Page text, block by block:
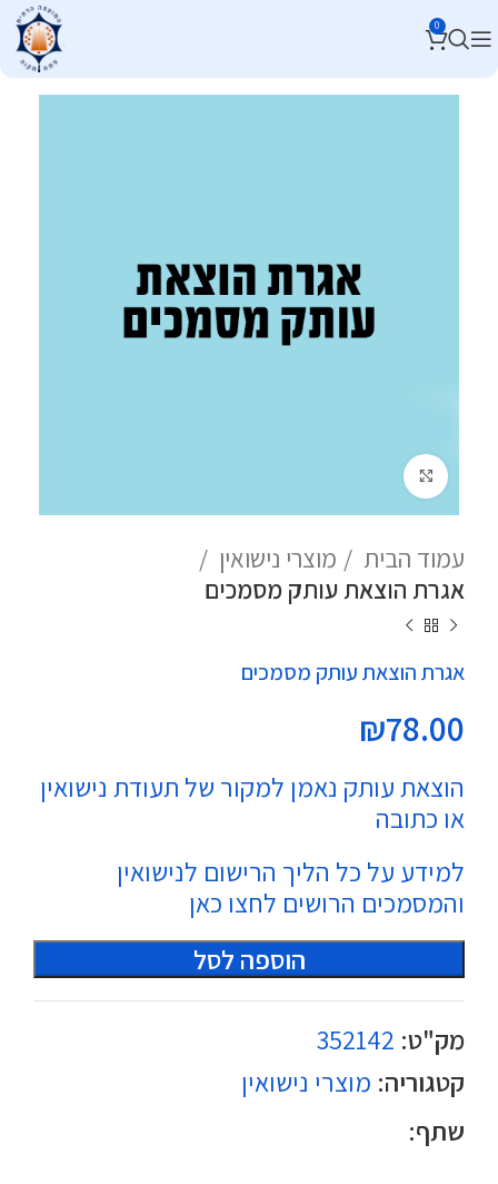
0
עמוד הבית
מוצרי נישואין
אגרת הוצאת עותק מסמכים
אגרת הוצאת עותק מסמכים
₪78.00
הוצאת עותק נאמן למקור של תעודת נישואין
או כתובה
למידע על כל הליך הרישום לנישואין
והמסמכים הרושים לחצו כאן
הוספה לסל
מק"ט: 352142
קטגוריה: מוצרי נישואין
שתף: